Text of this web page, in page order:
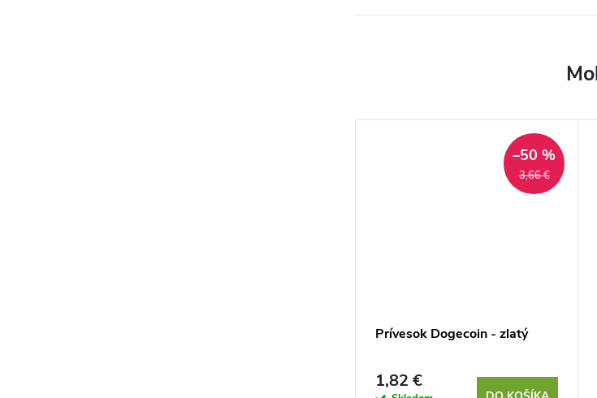
3,66 €
–50 %
Prívesok Dogecoin - zlatý
1,82 €